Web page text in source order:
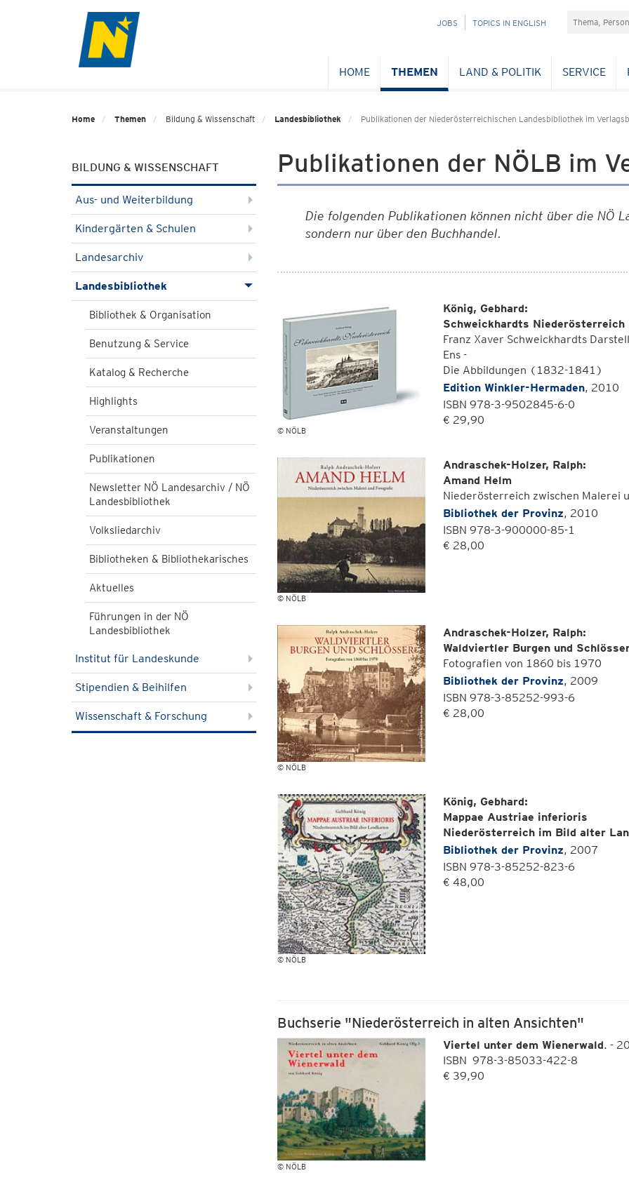
NAVIGATION
JOBS TOPICS IN ENGLISH Suchefeld
HOME THEMEN LAND & POLITIK SERVICE
Home Themen Bildung & Wissenschaft Landesbibliothek Publikationen der Niederösterreichischen Landesbibliothek im
BILDUNG & WISSENSCHAFT
Aus- und Weiterbildung
Kindergärten & Schulen
Landesarchiv
Landesbibliothek
Bibliothek & Organisation
Benutzung & Service
Katalog & Recherche
Highlights
Veranstaltungen
Publikationen
Newsletter NÖ Landesarchiv / NÖ
Landesbibliothek
Volksliedarchiv
Bibliotheken & Bibliothekarisches
Aktuelles
Führungen in der NÖ
Landesbibliothek
Institut für Landeskunde
Stipendien & Beihilfen
Wissenschaft & Forschung
Publikationen der NÖLB im
Die folgenden Publikationen können nicht über die NÖ
sondern nur über den Buchhandel.
© NÖLB
König, Gebhard:
Schweickhardts Niederösterreich
Franz Xaver Schweickhardts
Ens -
Die Abbildungen (1832-1841)
Edition Winkler-Hermaden, 2010
ISBN 978-3-9502845-6-0
€ 29,90
© NÖLB
Andraschek-Holzer, Ralph:
Amand Helm
Niederösterreich zwischen Malerei
Bibliothek der Provinz, 2010
ISBN 978-3-900000-85-1
€ 28,00
© NÖLB
Andraschek-Holzer, Ralph:
Waldviertler Burgen und
Fotografien von 1860 bis 1970
Bibliothek der Provinz, 2009
ISBN 978-3-85252-993-6
€ 28,00
© NÖLB
König, Gebhard:
Mappae Austriae inferioris
Niederösterreich im Bild alter
Bibliothek der Provinz, 2007
ISBN 978-3-85252-823-6
€ 48,00
Buchserie "Niederösterreich in alten Ansichten"
© NÖLB
Viertel unter dem Wienerwald. -
ISBN 978-3-85033-422-8
€ 39,90